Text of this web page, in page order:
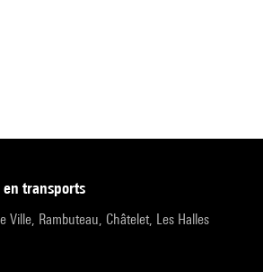
en transports
Ville, Rambuteau, Châtelet, Les Halles